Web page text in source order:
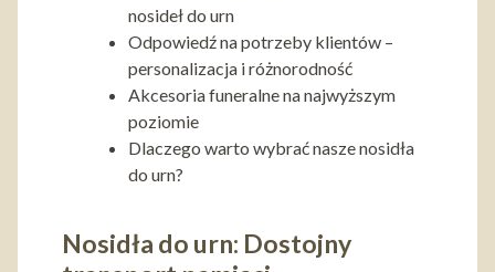
nosideł do urn
Odpowiedź na potrzeby klientów –
personalizacja i różnorodność
Akcesoria funeralne na najwyższym
poziomie
Dlaczego warto wybrać nasze nosidła
do urn?
Nosidła do urn: Dostojny